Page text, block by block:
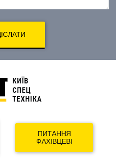
ПИТАННЯ
ФАХІВЦЕВІ